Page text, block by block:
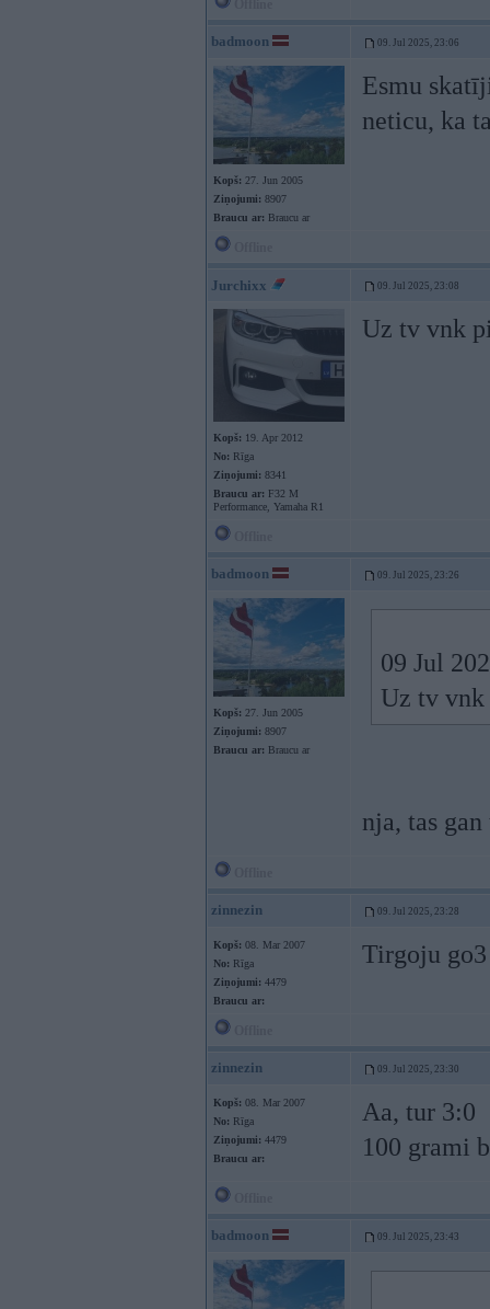
badmoon 09. Jul 2025, 23:06
Kopš: 27. Jun 2005
Ziņojumi: 8907
Braucu ar: Braucu ar
Esmu
neticu, ka
Jurchixx 09. Jul 2025, 23:08
Kopš: 19. Apr 2012
No: Rīga
Ziņojumi: 8341
Braucu ar: F32 M
Performance, Yamaha R1
Uz tv vnk
badmoon 09. Jul 2025, 23:26
Kopš: 27. Jun 2005
Ziņojumi: 8907
Braucu ar: Braucu ar
09 Jul
Uz tv vnk
nja, tas
zinnezin 09. Jul 2025, 23:28
Kopš: 08. Mar 2007
No: Rīga
Ziņojumi: 4479
Braucu ar:
Tirgoju
zinnezin 09. Jul 2025, 23:30
Kopš: 08. Mar 2007
No: Rīga
Ziņojumi: 4479
Braucu ar:
Aa, tur 3:0
100 grami
badmoon 09. Jul 2025, 23:43